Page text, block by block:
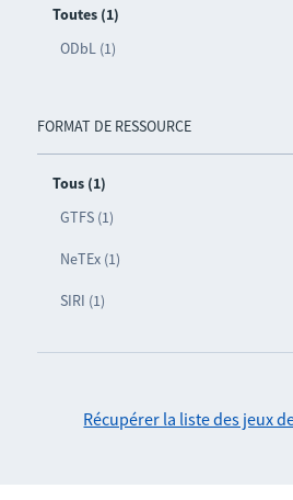
Toutes (1)
ODbL (1)
FORMAT DE RESSOURCE
Tous (1)
GTFS (1)
NeTEx (1)
SIRI (1)
Récupérer la liste des jeux